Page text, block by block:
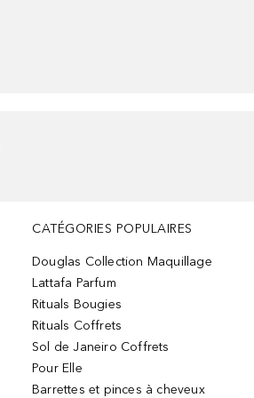
CATÉGORIES POPULAIRES
Douglas Collection Maquillage
Lattafa Parfum
Rituals Bougies
Rituals Coffrets
Sol de Janeiro Coffrets
Pour Elle
Barrettes et pinces à cheveux